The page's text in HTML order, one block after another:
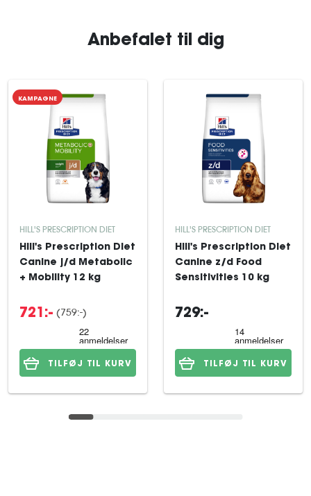
Anbefalet til dig
KAMPAGNE
HILL'S PRESCRIPTION DIET
Hill's Prescription Diet
Canine j/d Metabolic
+ Mobility 12 kg
721:- (759:-)
TILFØJ TIL KURV
HILL'S PRESCRIPTION DIET
Hill's Prescription Diet
Canine z/d Food
Sensitivities 10 kg
729:-
TILFØJ TIL KURV